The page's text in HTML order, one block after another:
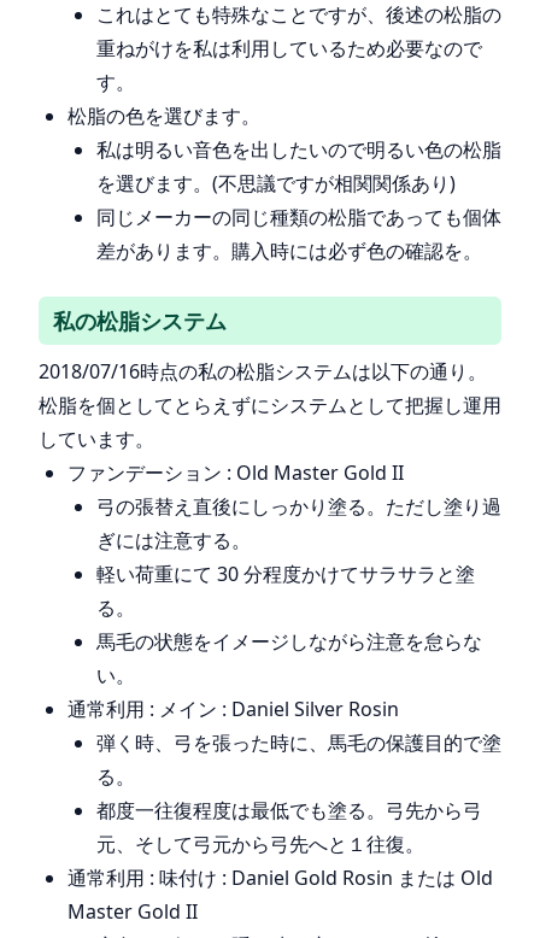
これはとても特殊なことですが、後述の松脂の
重ねがけを私は利用しているため必要なので
す。
松脂の色を選びます。
私は明るい音色を出したいので明るい色の松脂
を選びます。(不思議ですが相関関係あり)
同じメーカーの同じ種類の松脂であっても個体
差があります。購入時には必ず色の確認を。
私の松脂システム
2018/07/16時点の私の松脂システムは以下の通り。
松脂を個としてとらえずにシステムとして把握し運用
しています。
ファンデーション : Old Master Gold II
弓の張替え直後にしっかり塗る。ただし塗り過
ぎには注意する。
軽い荷重にて 30 分程度かけてサラサラと塗
る。
馬毛の状態をイメージしながら注意を怠らな
い。
通常利用 : メイン : Daniel Silver Rosin
弾く時、弓を張った時に、馬毛の保護目的で塗
る。
都度一往復程度は最低でも塗る。弓先から弓
元、そして弓元から弓先へと１往復。
通常利用 : 味付け : Daniel Gold Rosin または Old
Master Gold II